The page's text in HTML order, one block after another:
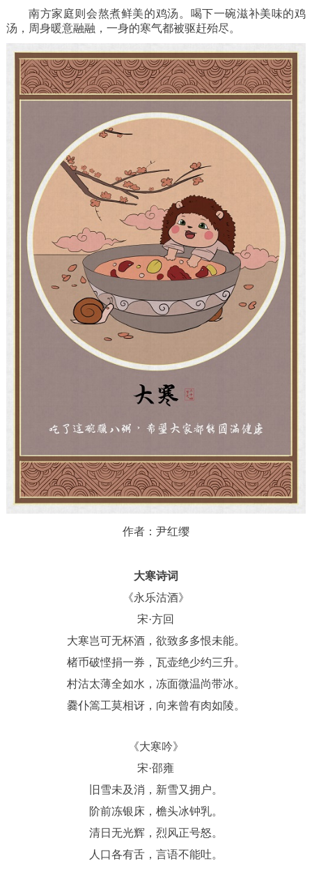
南方家庭则会熬煮鲜美的鸡汤。喝下一碗滋补美味的鸡
汤，周身暖意融融，一身的寒气都被驱赶殆尽。
作者：尹红缨
大寒诗词
《永乐沽酒》
宋·方回
大寒岂可无杯酒，欲致多多恨未能。
楮币破悭捐一券，瓦壶绝少约三升。
村沽太薄全如水，冻面微温尚带冰。
爨仆篙工莫相讶，向来曾有肉如陵。
《大寒吟》
宋·邵雍
旧雪未及消，新雪又拥户。
阶前冻银床，檐头冰钟乳。
清日无光辉，烈风正号怒。
人口各有舌，言语不能吐。